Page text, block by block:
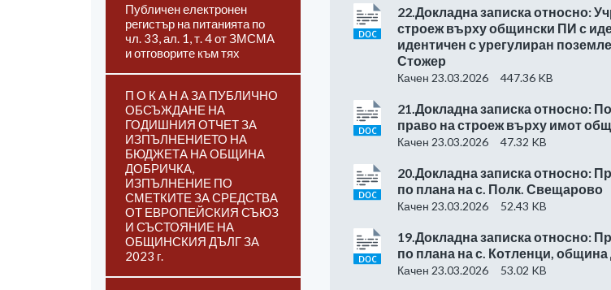
Публичен електронен
регистър на питанията по
чл. 33, ал. 1, т. 4 от ЗМСМА
и отговорите към тях
П О К А Н А ЗА ПУБЛИЧНО
ОБСЪЖДАНЕ НА
ГОДИШНИЯ ОТЧЕТ ЗА
ИЗПЪЛНЕНИЕТО НА
БЮДЖЕТА НА ОБЩИНА
ДОБРИЧКА,
ИЗПЪЛНЕНИЕ ПО
СМЕТКИТЕ ЗА СРЕДСТВА
ОТ ЕВРОПЕЙСКИЯ СЪЮЗ
И СЪСТОЯНИЕ НА
ОБЩИНСКИЯ ДЪЛГ ЗА
2023 г.
22.Докладна записка относно:
строеж върху общински ПИ с
идентичен с урегулиран
Стожер
Качен 23.03.2026 447.36 KB
21.Докладна записка относно:
право на строеж върху имот
Качен 23.03.2026 47.32 KB
20.Докладна записка относно:
по плана на с. Полк. Свещарово
Качен 23.03.2026 52.43 KB
19.Докладна записка относно:
по плана на с. Котленци, община
Качен 23.03.2026 53.02 KB